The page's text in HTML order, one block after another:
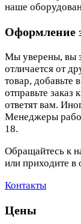
наше
Оформление
Мы уверены, вы
отличается от
товар, добавьте
отправьте
ответят вам.
Менеджеры
18.
Обращайтесь к
или приходите в
Контакты
Цены